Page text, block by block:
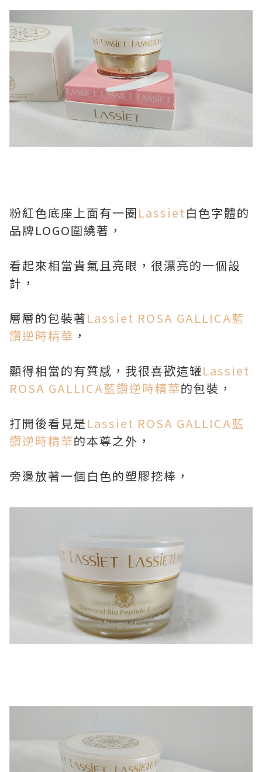
粉紅色底座上面有一圈Lassiet 白色字體的
品牌LOGO圍繞著，
看起來相當貴氣且亮眼，很漂亮的一個設
計，
層層的包裝著Lassiet ROSA GALLICA藍
鑽逆時精華 ，
顯得相當的有質感，我很喜歡這罐Lassiet
ROSA GALLICA藍鑽逆時精華的包裝，
打開後看見是Lassiet ROSA GALLICA藍
鑽逆時精華的本尊之外，
旁邊放著一個白色的塑膠挖棒，